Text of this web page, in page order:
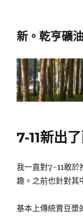
新。乾亨礦
7-11新出
我一直對7-11敢於
趣。之前也針對其
基本上傳統賣豆漿